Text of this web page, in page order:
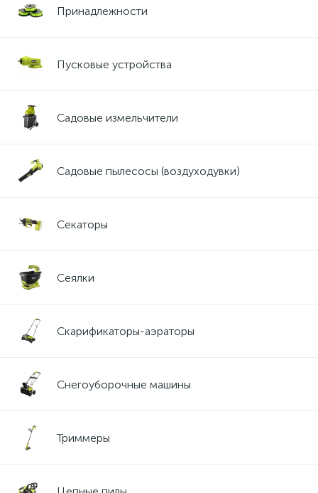
Принадлежности
Пусковые устройства
Садовые измельчители
Садовые пылесосы (воздуходувки)
Секаторы
Сеялки
Скарификаторы-аэраторы
Снегоуборочные машины
Триммеры